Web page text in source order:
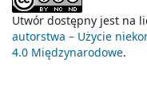
Utwór dostępny jest na
autorstwa – Użycie
4.0 Międzynarodowe.